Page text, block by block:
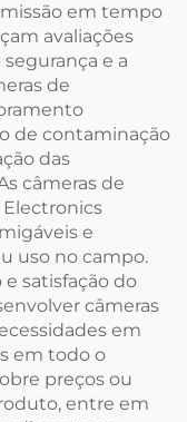
em tempo
avaliações
e a
de
de contaminação
das
câmeras de
e
uso no campo.
satisfação do
câmeras
em
em todo o
preços ou
entre em